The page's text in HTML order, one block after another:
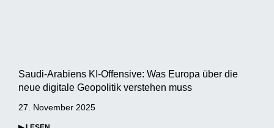
Saudi-Arabiens KI-Offensive: Was Europa über die
neue digitale Geopolitik verstehen muss
27. November 2025